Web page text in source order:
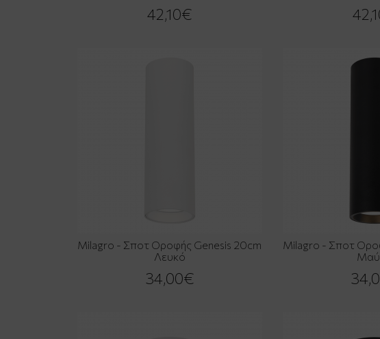
42,10€
Milagro - Σποτ Οροφής Genesis 20cm
Λευκό
34,00€
Milagro - Σποτ